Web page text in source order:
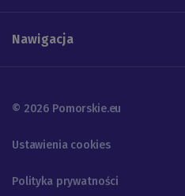
Nawigacja
© 2026 Pomorskie.eu
Ustawienia cookies
Polityka prywatności